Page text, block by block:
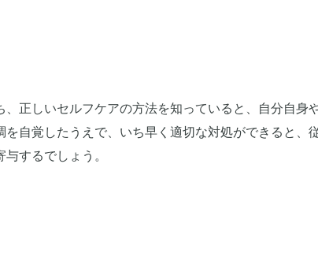
正しいセルフケアの方法を知っていると、自分自身
自覚したうえで、いち早く適切な対処ができると、
するでしょう。